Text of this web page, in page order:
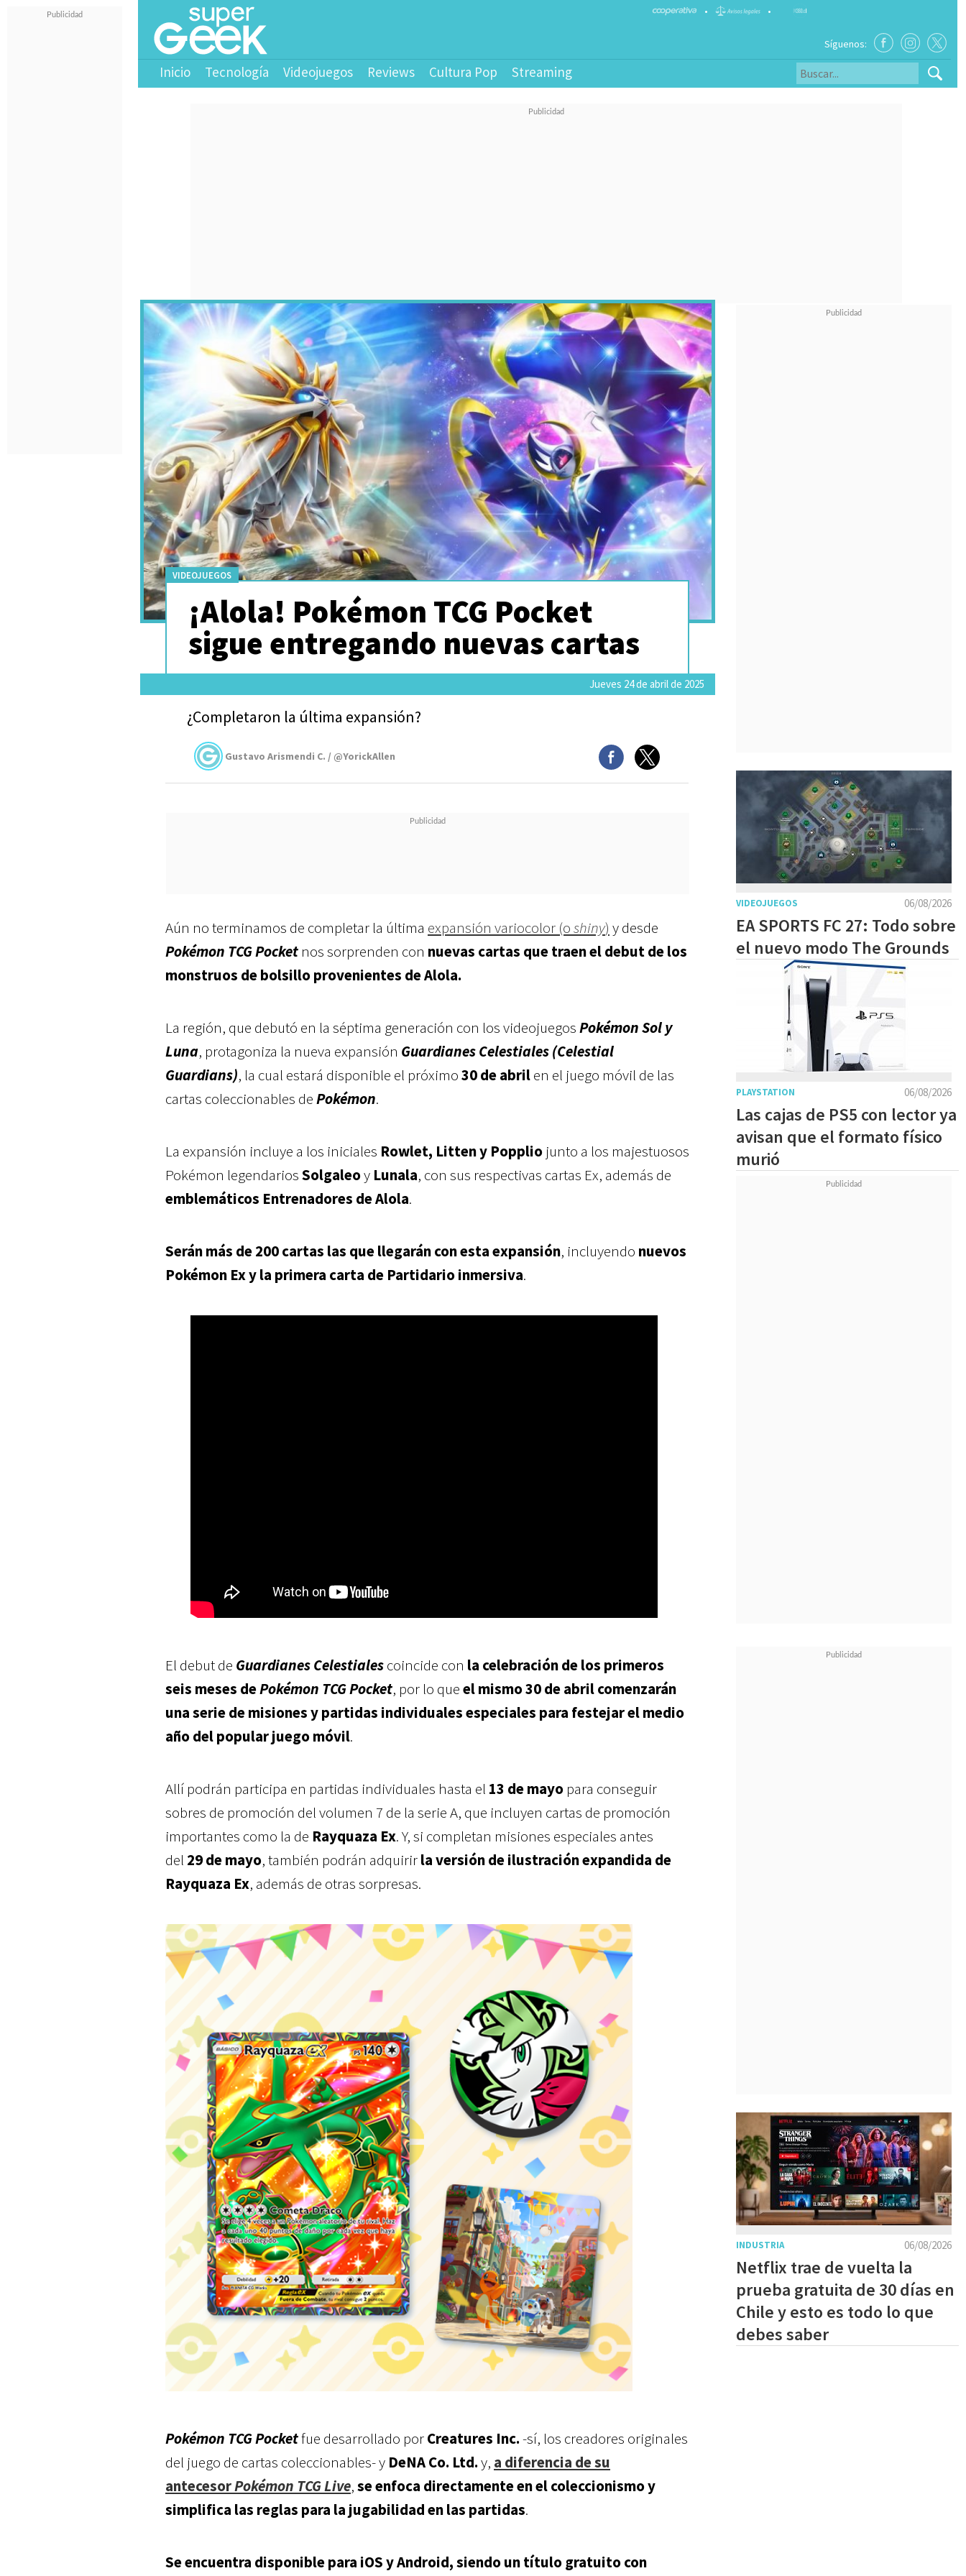
• •
Síguenos:
Inicio Tecnología Videojuegos Reviews Cultura Pop Streaming
VIDEOJUEGOS
¡Alola! Pokémon TCG Pocket
sigue entregando nuevas cartas
Jueves 24 de abril de 2025
¿Completaron la última expansión?
Gustavo Arismendi C. / @YorickAllen
Aún no terminamos de completar la última expansión variocolor (oshiny) y desde
Pokémon TCG Pocket nos sorprenden con nuevas cartas que traen el debut de los
monstruos de bolsillo provenientes de Alola.
La región, que debutó en la séptima generación con los videojuegosPokémon Sol y
Luna, protagoniza la nueva expansión Guardianes Celestiales (Celestial
Guardians), la cual estará disponible el próximo30 de abrilen el juego móvil de las
cartas coleccionables dePokémon.
La expansión incluye a los iniciales Rowlet, Litten y Popplio junto a los majestuosos
Pokémon legendariosSolgaleoy Lunala, con sus respectivas cartas Ex, además de
emblemáticos Entrenadores de Alola.
Serán más de 200 cartas las que llegarán con esta expansión, incluyendo nuevos
Pokémon Ex y la primera carta de Partidario inmersiva.
El debut de Guardianes Celestialescoincide con la celebración de los primeros
seis meses dePokémon TCG Pocket, por lo queel mismo 30 de abril comenzarán
una serie de misiones y partidas individuales especiales para festejar el medio
año del popular juego móvil.
Allí podrán participa en partidas individuales hasta el 13 de mayo para conseguir
sobres de promoción del volumen 7 de la serie A, que incluyen cartas de promoción
importantes como la de Rayquaza Ex. Y, si completan misiones especiales antes
del 29 de mayo, también podrán adquirirla versión de ilustración expandida de
Rayquaza Ex, además de otras sorpresas.
Pokémon TCG Pocketfue desarrollado porCreatures Inc.-sí, los creadores originales
del juego de cartas coleccionables- y DeNA Co. Ltd.y, a diferencia de su
antecesorPokémon TCG Live,se enfoca directamente en el coleccionismo y
simplifica las reglas para la jugabilidad en las partidas.
Se encuentra disponible para iOS y Android, siendo un título gratuito con
06/08/2026
VIDEOJUEGOS
EA SPORTS FC 27: Todo sobre
el nuevo modo The Grounds
06/08/2026
PLAYSTATION
Las cajas de PS5 con lector ya
avisan que el formato físico
murió
06/08/2026
INDUSTRIA
Netflix trae de vuelta la
prueba gratuita de 30 días en
Chile y esto es todo lo que
debes saber